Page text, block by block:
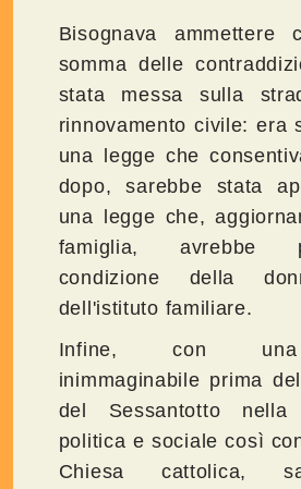
Bisognava ammettere
somma delle
stata messa sulla
rinnovamento civile: era
una legge che
dopo, sarebbe stata
una legge che,
famiglia, avrebbe
condizione della
dell'istituto familiare.
Infine, con una
inimmaginabile prima
del Sessantotto nella
politica e sociale così
Chiesa cattolica,